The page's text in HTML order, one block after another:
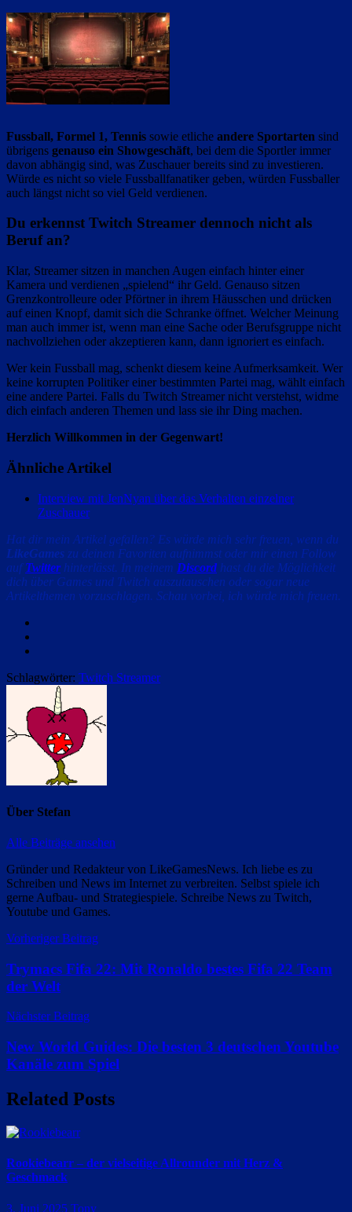
Fussball, Formel 1, Tennis sowie etliche andere Sportarten sind
übrigens genauso ein Showgeschäft, bei dem die Sportler immer
davon abhängig sind, was Zuschauer bereits sind zu investieren.
Würde es nicht so viele Fussballfanatiker geben, würden Fussballer
auch längst nicht so viel Geld verdienen.
Du erkennst Twitch Streamer dennoch nicht als
Beruf an?
Klar, Streamer sitzen in manchen Augen einfach hinter einer
Kamera und verdienen „spielend“ ihr Geld. Genauso sitzen
Grenzkontrolleure oder Pförtner in ihrem Häusschen und drücken
auf einen Knopf, damit sich die Schranke öffnet. Welcher Meinung
man auch immer ist, wenn man eine Sache oder Berufsgruppe nicht
nachvollziehen oder akzeptieren kann, dann ignoriert es einfach.
Wer kein Fussball mag, schenkt diesem keine Aufmerksamkeit. Wer
keine korrupten Politiker einer bestimmten Partei mag, wählt einfach
eine andere Partei. Falls du Twitch Streamer nicht verstehst, widme
dich einfach anderen Themen und lass sie ihr Ding machen.
Herzlich Willkommen in der Gegenwart!
Ähnliche Artikel
Interview mit JenNyan über das Verhalten einzelner
Zuschauer
Hat dir mein Artikel gefallen? Es würde mich sehr freuen, wenn du
LikeGames zu deinen Favoriten aufnimmst oder mir einen Follow
aufTwitter hinterlässt. In meinem Discord hast du die Möglichkeit
dich über Games und Twitch auszutauschen oder sogar neue
Artikelthemen vorzuschlagen. Schau vorbei, ich würde mich freuen.
Schlagwörter: Twitch Streamer
Über Stefan
Alle Beiträge ansehen
Gründer und Redakteur von LikeGamesNews. Ich liebe es zu
Schreiben und News im Internet zu verbreiten. Selbst spiele ich
gerne Aufbau- und Strategiespiele. Schreibe News zu Twitch,
Youtube und Games.
Beitragsnavigation
Vorheriger Beitrag
Trymacs Fifa 22: Mit Ronaldo bestes Fifa 22 Team
der Welt
Nächster Beitrag
New World Guides: Die besten 3 deutschen Youtube
Kanäle zum Spiel
Related Posts
Rookiebearr – der vielseitige Allrounder mit Herz &
Geschmack
3. Juni 2025 Tony